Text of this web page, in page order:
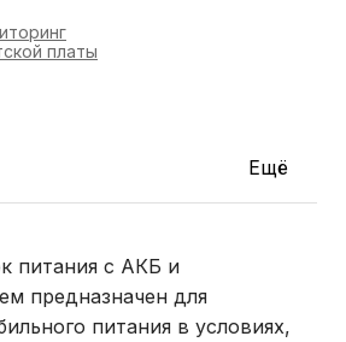
Ещё
питания с АКБ и
предназначен для
питания в условиях,
платы